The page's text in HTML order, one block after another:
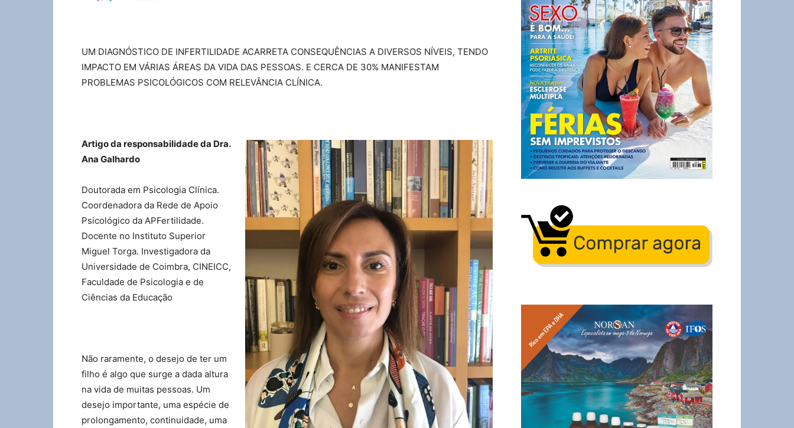
UM DIAGNÓSTICO DE INFERTILIDADE ACARRETA CONSEQUÊNCIAS A DIVERSOS NÍVEIS, TENDO
IMPACTO EM VÁRIAS ÁREAS DA VIDA DAS PESSOAS. E CERCA DE 30% MANIFESTAM
PROBLEMAS PSICOLÓGICOS COM RELEVÂNCIA CLÍNICA.
Artigo da responsabilidade da Dra.
Ana Galhardo
Doutorada em Psicologia Clínica.
Coordenadora da Rede de Apoio
Psicológico da APFertilidade.
Docente no Instituto Superior
Miguel Torga. Investigadora da
Universidade de Coimbra, CINEICC,
Faculdade de Psicologia e de
Ciências da Educação
Não raramente, o desejo de ter um
filho é algo que surge a dada altura
na vida de muitas pessoas. Um
desejo importante, uma espécie de
prolongamento, continuidade, uma